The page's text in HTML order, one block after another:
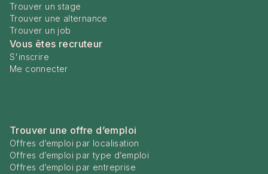
Trouver un stage
Trouver une alternance
Trouver un job
Vous êtes recruteur
S'inscrire
Me connecter
Trouver une offre d’emploi
Offres d’emploi par localisation
Offres d’emploi par type d’emploi
Offres d’emploi par entreprise